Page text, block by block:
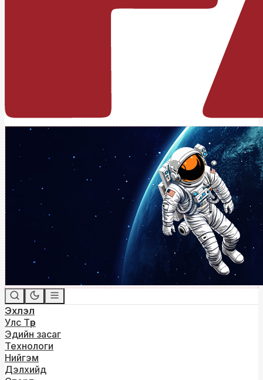
Эхлэл
Улс Төр
Эдийн засаг
Технологи
Нийгэм
Дэлхийд